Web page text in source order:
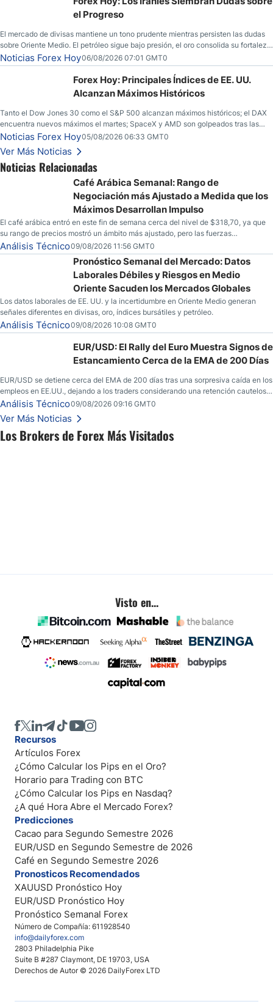
Los Brokers de Forex Más Visitados
el Progreso
El mercado de divisas mantiene un tono prudente mientras persisten las dudas
sobre Oriente Medio. El petróleo sigue bajo presión, el oro consolida su fortaleza
y los operadores esperan nuevas referencias económicas desde Estados
Unidos.
Noticias Forex Hoy06/08/2026 07:01 GMT0
Forex Hoy: Principales Índices de EE. UU.
Alcanzan Máximos Históricos
Tanto el Dow Jones 30 como el S&P 500 alcanzan máximos históricos; el DAX
encuentra nuevos máximos el martes; SpaceX y AMD son golpeados tras las
llamadas de ganancias; el petróleo crudo cae por debajo de los $80 con nuevas
esperanzas; el dólar estadounidense continúa intentando estabilizarse frente al
yen; el peso mexicano ve un repunte a medida que las tasas caen en EE. UU.
Noticias Forex Hoy05/08/2026 06:33 GMT0
Ver Más Noticias
Noticias Relacionadas
Café Arábica Semanal: Rango de
Negociación más Ajustado a Medida que los
Máximos Desarrollan Impulso
El café arábica entró en este fin de semana cerca del nivel de $318,70, ya que
su rango de precios mostró un ámbito más ajustado, pero las fuerzas
especulativas también están mostrando señales de que una mayor volatilidad
podría estar en el horizonte para la mercancía.
Análisis Técnico09/08/2026 11:56 GMT0
Pronóstico Semanal del Mercado: Datos
Laborales Débiles y Riesgos en Medio
Oriente Sacuden los Mercados Globales
Los datos laborales de EE. UU. y la incertidumbre en Oriente Medio generan
señales diferentes en divisas, oro, índices bursátiles y petróleo.
Análisis Técnico09/08/2026 10:08 GMT0
EUR/USD: El Rally del Euro Muestra Signos de
Estancamiento Cerca de la EMA de 200 Días
EUR/USD se detiene cerca del EMA de 200 días tras una sorpresiva caída en los
empleos en EE.UU., dejando a los traders considerando una retención cautelosa
ante un fin de semana incierto.
Análisis Técnico09/08/2026 09:16 GMT0
Ver Más Noticias
Visto en...
Número de Compañía: 611928540
info@dailyforex.com
2803 Philadelphia Pike
Suite B #287 Claymont, DE 19703, USA
Derechos de Autor © 2026 DailyForex LTD
Recursos
Artículos Forex
¿Cómo Calcular los Pips en el Oro?
Horario para Trading con BTC
¿Cómo Calcular los Pips en Nasdaq?
¿A qué Hora Abre el Mercado Forex?
Predicciones
Cacao para Segundo Semestre 2026
EUR/USD en Segundo Semestre de 2026
Café en Segundo Semestre 2026
Pronosticos Recomendados
XAUUSD Pronóstico Hoy
EUR/USD Pronóstico Hoy
Pronóstico Semanal Forex